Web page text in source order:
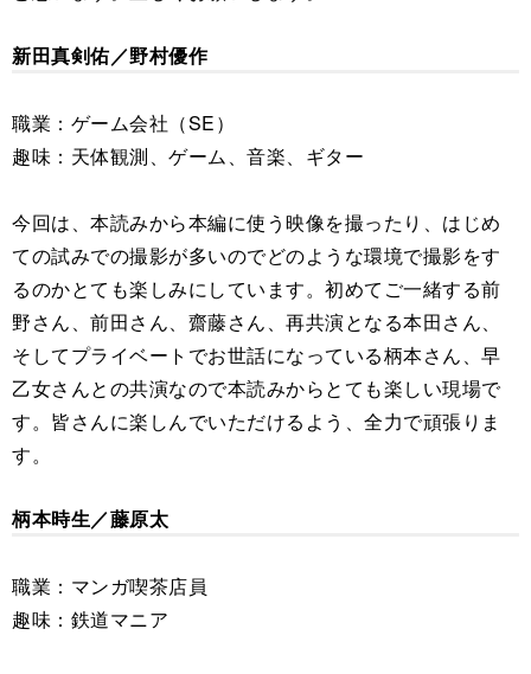
新田真剣佑／野村優作
職業：ゲーム会社（SE）
趣味：天体観測、ゲーム、音楽、ギター
今回は、本読みから本編に使う映像を撮ったり、はじめ
ての試みでの撮影が多いのでどのような環境で撮影をす
るのかとても楽しみにしています。初めてご一緒する前
野さん、前田さん、齋藤さん、再共演となる本田さん、
そしてプライベートでお世話になっている柄本さん、早
乙女さんとの共演なので本読みからとても楽しい現場で
す。皆さんに楽しんでいただけるよう、全力で頑張りま
す。
柄本時生／藤原太
職業：マンガ喫茶店員
趣味：鉄道マニア